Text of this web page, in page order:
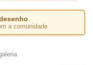
a comunidade